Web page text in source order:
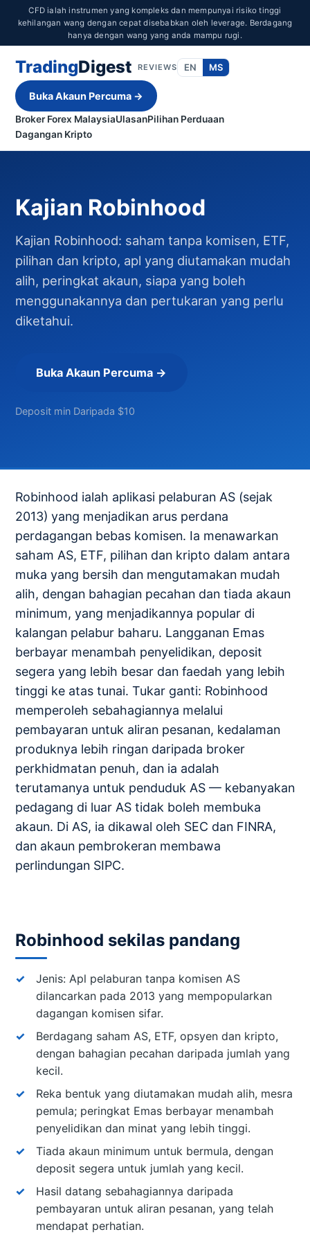
CFD ialah instrumen yang kompleks dan mempunyai risiko tinggi
kehilangan wang dengan cepat disebabkan oleh leverage. Berdagang
hanya dengan wang yang anda mampu rugi.
TradingDigest REVIEWS
Broker Forex MalaysiaUlasanPilihan Perduaan
Dagangan Kripto
EN MS
Buka Akaun Percuma →
Kajian Robinhood
Kajian Robinhood: saham tanpa komisen, ETF,
pilihan dan kripto, apl yang diutamakan mudah
alih, peringkat akaun, siapa yang boleh
menggunakannya dan pertukaran yang perlu
diketahui.
Buka Akaun Percuma →
Deposit min Daripada $10
Robinhood ialah aplikasi pelaburan AS (sejak
2013) yang menjadikan arus perdana
perdagangan bebas komisen. Ia menawarkan
saham AS, ETF, pilihan dan kripto dalam antara
muka yang bersih dan mengutamakan mudah
alih, dengan bahagian pecahan dan tiada akaun
minimum, yang menjadikannya popular di
kalangan pelabur baharu. Langganan Emas
berbayar menambah penyelidikan, deposit
segera yang lebih besar dan faedah yang lebih
tinggi ke atas tunai. Tukar ganti: Robinhood
memperoleh sebahagiannya melalui
pembayaran untuk aliran pesanan, kedalaman
produknya lebih ringan daripada broker
perkhidmatan penuh, dan ia adalah
terutamanya untuk penduduk AS — kebanyakan
pedagang di luar AS tidak boleh membuka
akaun. Di AS, ia dikawal oleh SEC dan FINRA,
dan akaun pembrokeran membawa
perlindungan SIPC.
Robinhood sekilas pandang
Jenis: Apl pelaburan tanpa komisen AS
dilancarkan pada 2013 yang mempopularkan
dagangan komisen sifar.
Berdagang saham AS, ETF, opsyen dan kripto,
dengan bahagian pecahan daripada jumlah yang
kecil.
Reka bentuk yang diutamakan mudah alih, mesra
pemula; peringkat Emas berbayar menambah
penyelidikan dan minat yang lebih tinggi.
Tiada akaun minimum untuk bermula, dengan
deposit segera untuk jumlah yang kecil.
Hasil datang sebahagiannya daripada
pembayaran untuk aliran pesanan, yang telah
mendapat perhatian.